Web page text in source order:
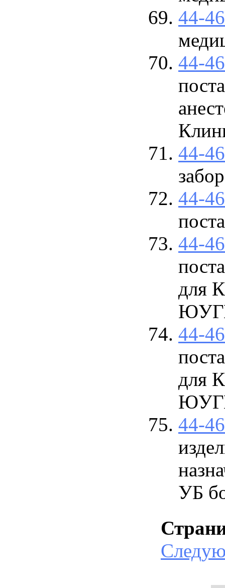
44-
44-
44-
44-
44-
для
44-
для
44-
УБ